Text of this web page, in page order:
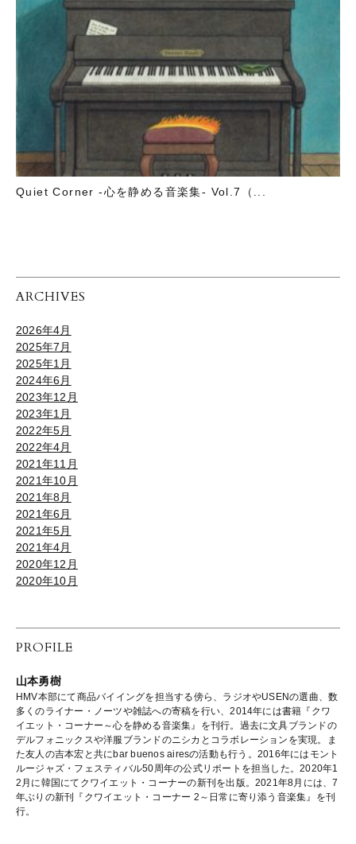
Quiet Corner -心を静める音楽集- Vol.7（...
ARCHIVES
2026年4月
2025年7月
2025年1月
2024年6月
2023年12月
2023年1月
2022年5月
2022年4月
2021年11月
2021年10月
2021年8月
2021年6月
2021年5月
2021年4月
2020年12月
2020年10月
PROFILE
山本勇樹
HMV本部にて商品バイイングを担当する傍ら、ラジオやUSENの選曲、数
多くのライナー・ノーツや雑誌への寄稿を行い、2014年には書籍『クワ
イエット・コーナー～心を静める音楽集』を刊行。過去に文具ブランドの
デルフォニックスや洋服ブランドのニシカとコラボレーションを実現。ま
た友人の吉本宏と共にbar buenos airesの活動も行う。2016年にはモント
ルージャズ・フェスティバル50周年の公式リポートを担当した。2020年1
2月に韓国にてクワイエット・コーナーの新刊を出版。2021年8月には、7
年ぶりの新刊『クワイエット・コーナー 2～日常に寄り添う音楽集』を刊
行。